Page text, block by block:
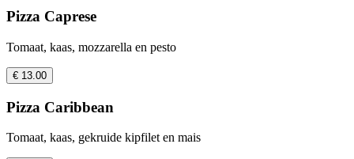
Pizza Caprese
Tomaat, kaas, mozzarella en pesto
€ 13.00
Pizza Caribbean
Tomaat, kaas, gekruide kipfilet en mais